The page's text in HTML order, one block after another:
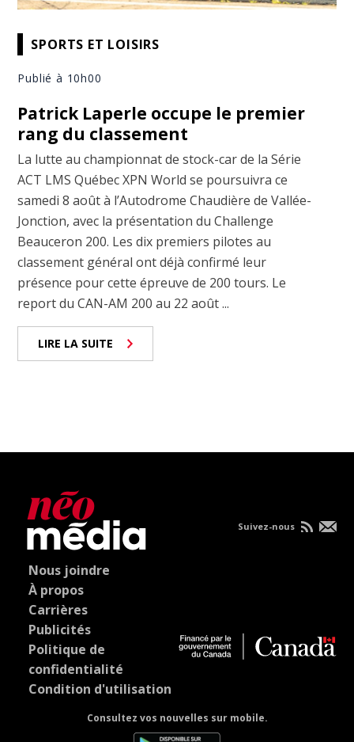
SPORTS ET LOISIRS
Publié à 10h00
Patrick Laperle occupe le premier
rang du classement
La lutte au championnat de stock-car de la Série
ACT LMS Québec XPN World se poursuivra ce
samedi 8 août à l’Autodrome Chaudière de Vallée-
Jonction, avec la présentation du Challenge
Beauceron 200. Les dix premiers pilotes au
classement général ont déjà confirmé leur
présence pour cette épreuve de 200 tours. Le
report du CAN-AM 200 au 22 août ...
LIRE LA SUITE
Nous joindre
À propos
Carrières
Publicités
Politique de
confidentialité
Condition d'utilisation
Consultez vos nouvelles sur mobile.
Suivez-nous